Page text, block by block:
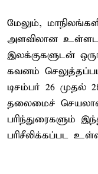
மேலும்,
அளவிலான
இலக்குகளுடன்
கவனம்
டிசம்பர் 26 முதல்
தலைமைச்
பரிந்துரைகளும்
பரிசீலிக்கப்பட